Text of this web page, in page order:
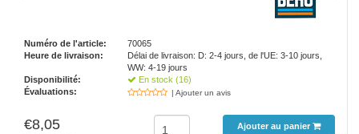
Numéro de l'article:
70065
Heure de livraison:
Délai de livraison: D: 2-4 jours, de l'UE: 3-10 jours,
WW: 4-19 jours
Disponibilité:
En stock (16)
Évaluations:
| Ajouter un avis
€8,05 Ajouter au panier